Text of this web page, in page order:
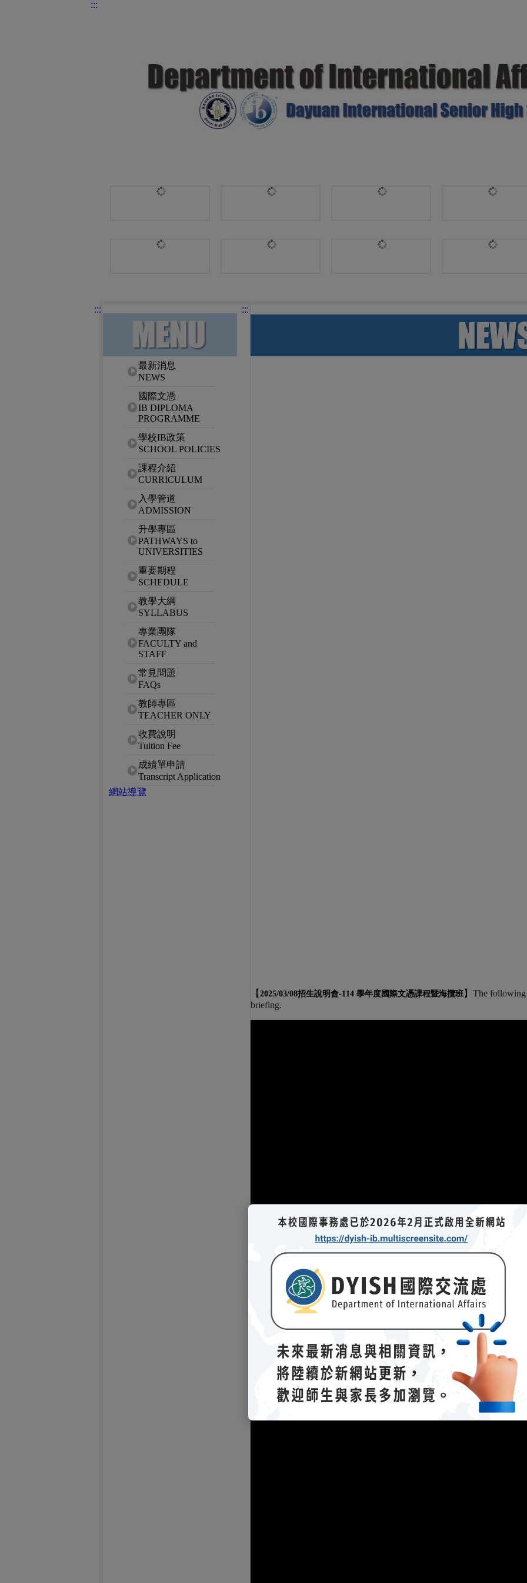
:::
:::
網站選單最新消息
NEWS
國際文憑
IB DIPLOMA
PROGRAMME
學校IB政策
SCHOOL POLICIES
課程介紹
CURRICULUM
入學管道
ADMISSION
升學專區
PATHWAYS to
UNIVERSITIES
重要期程
SCHEDULE
教學大綱
SYLLABUS
專業團隊
FACULTY and
STAFF
常見問題
FAQs
教師專區
TEACHER ONLY
收費說明
Tuition Fee
成績單申請
Transcript Application
網站導覽
:::
【 2025/03/08招生說明會-114 學年度國際文憑課程暨海攬班】 The following
briefing.
【2023/04/21招生說明會-112 學年度國際文憑課程暨海攬班】The following
－參考資料：說明會簡報（ 連結 (另開新視窗)
）